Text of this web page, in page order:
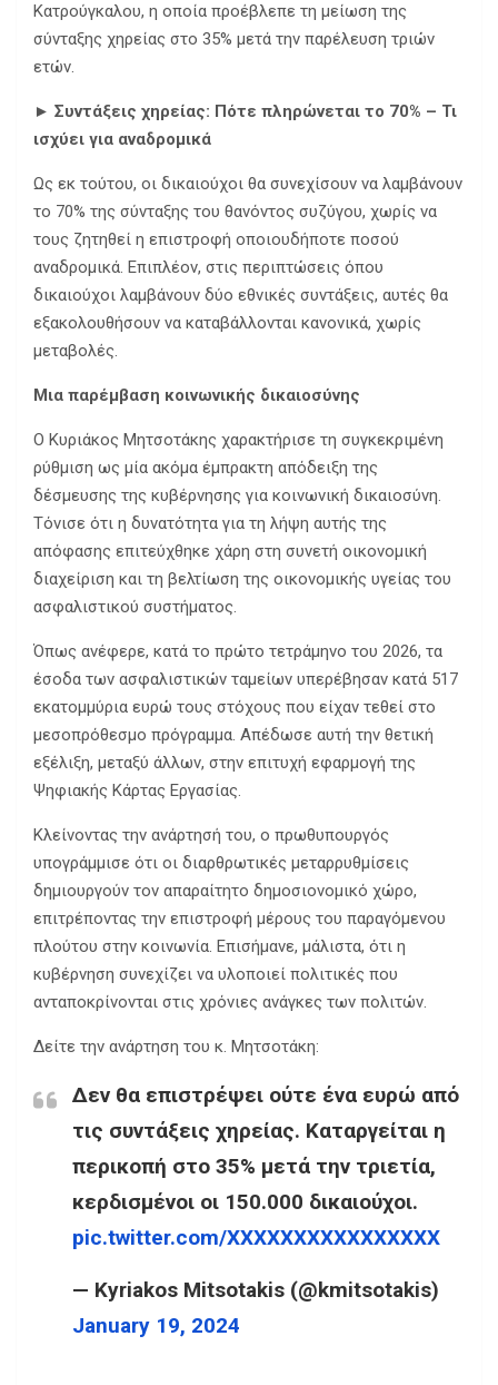
Κατρούγκαλου, η οποία προέβλεπε τη μείωση της
σύνταξης χηρείας στο 35% μετά την παρέλευση τριών
ετών.
► Συντάξεις χηρείας: Πότε πληρώνεται το 70% – Τι
ισχύει για αναδρομικά
Ως εκ τούτου, οι δικαιούχοι θα συνεχίσουν να λαμβάνουν
το 70% της σύνταξης του θανόντος συζύγου, χωρίς να
τους ζητηθεί η επιστροφή οποιουδήποτε ποσού
αναδρομικά. Επιπλέον, στις περιπτώσεις όπου
δικαιούχοι λαμβάνουν δύο εθνικές συντάξεις, αυτές θα
εξακολουθήσουν να καταβάλλονται κανονικά, χωρίς
μεταβολές.
Μια παρέμβαση κοινωνικής δικαιοσύνης
Ο Κυριάκος Μητσοτάκης χαρακτήρισε τη συγκεκριμένη
ρύθμιση ως μία ακόμα έμπρακτη απόδειξη της
δέσμευσης της κυβέρνησης για κοινωνική δικαιοσύνη.
Τόνισε ότι η δυνατότητα για τη λήψη αυτής της
απόφασης επιτεύχθηκε χάρη στη συνετή οικονομική
διαχείριση και τη βελτίωση της οικονομικής υγείας του
ασφαλιστικού συστήματος.
Όπως ανέφερε, κατά το πρώτο τετράμηνο του 2026, τα
έσοδα των ασφαλιστικών ταμείων υπερέβησαν κατά 517
εκατομμύρια ευρώ τους στόχους που είχαν τεθεί στο
μεσοπρόθεσμο πρόγραμμα. Απέδωσε αυτή την θετική
εξέλιξη, μεταξύ άλλων, στην επιτυχή εφαρμογή της
Ψηφιακής Κάρτας Εργασίας.
Κλείνοντας την ανάρτησή του, ο πρωθυπουργός
υπογράμμισε ότι οι διαρθρωτικές μεταρρυθμίσεις
δημιουργούν τον απαραίτητο δημοσιονομικό χώρο,
επιτρέποντας την επιστροφή μέρους του παραγόμενου
πλούτου στην κοινωνία. Επισήμανε, μάλιστα, ότι η
κυβέρνηση συνεχίζει να υλοποιεί πολιτικές που
ανταποκρίνονται στις χρόνιες ανάγκες των πολιτών.
Δείτε την ανάρτηση του κ. Μητσοτάκη:
Δεν θα επιστρέψει ούτε ένα ευρώ από
τις συντάξεις χηρείας. Καταργείται η
περικοπή στο 35% μετά την τριετία,
κερδισμένοι οι 150.000 δικαιούχοι.
pic.twitter.com/XXXXXXXXXXXXXXXX
— Kyriakos Mitsotakis (@kmitsotakis)
January 19, 2024